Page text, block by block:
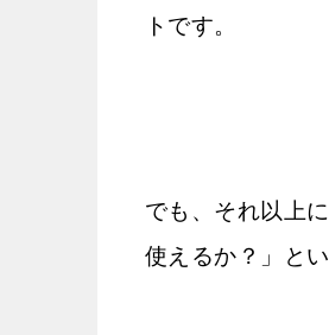
トです。
でも、それ以上
使えるか？」とい